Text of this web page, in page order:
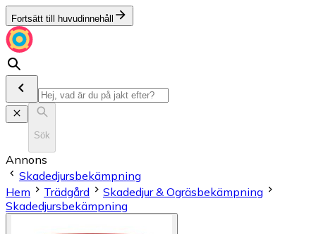
Fortsätt till huvudinnehåll
Sök
Annons
Skadedjursbekämpning
Hem
Trädgård
Skadedjur & Ogräsbekämpning
Skadedjursbekämpning